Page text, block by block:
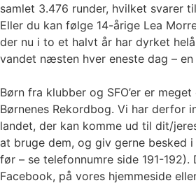
samlet 3.476 runder, hvilket svarer
Eller du kan følge 14-årige Lea
der nu i to et halvt år har dyrket
vandet næsten hver eneste dag –
Børn fra klubber og SFO’er er
Børnenes Rekordbog. Vi har derfor
landet, der kan komme ud til dit/
at bruge dem, og giv gerne besked
før – se telefonnumre side 191-192).
Facebook, på vores hjemmeside